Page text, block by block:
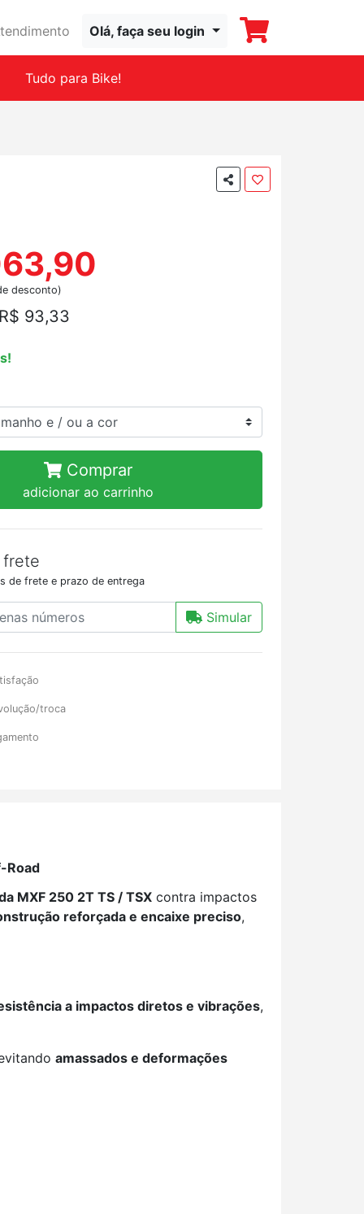
Olá, faça seu login
Tudo para Bike!
desconto)
93,33
Comprar
adicionar ao carrinho
frete
de frete e prazo de entrega
Simular
troca
Road
MXF 250 2T TS / TSX contra impactos
reforçada e encaixe preciso,
a impactos diretos e vibrações,
amassados e deformações